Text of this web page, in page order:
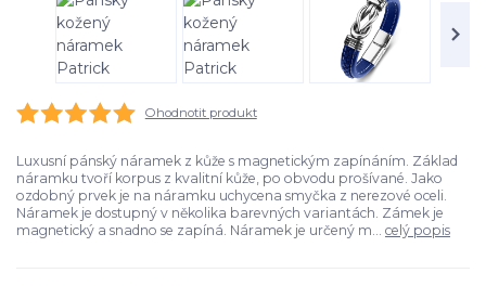
Ohodnotit produkt
Luxusní pánský náramek z kůže s magnetickým zapínáním. Základ
náramku tvoří korpus z kvalitní kůže, po obvodu prošívané. Jako
ozdobný prvek je na náramku uchycena smyčka z nerezové oceli.
Náramek je dostupný v několika barevných variantách. Zámek je
magnetický a snadno se zapíná. Náramek je určený m... celý popis